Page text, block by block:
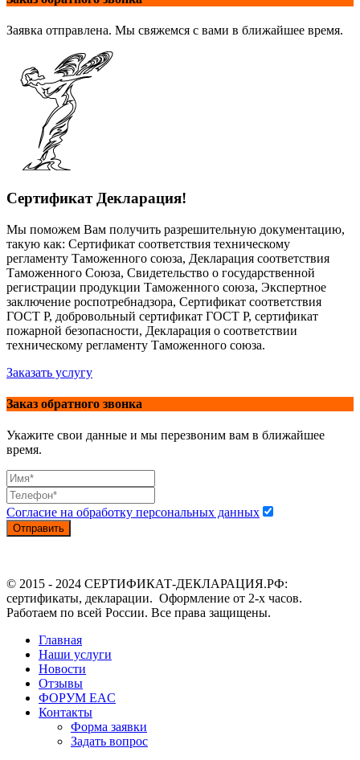
Заявка отправлена. Мы свяжемся с вами в ближайшее время.
Сертификат Декларация!
Мы поможем Вам получить разрешительную документацию,
такую как: Сертификат соответствия техническому
регламенту Таможенного союза, Декларация соответствия
Таможенного Союза, Свидетельство о государственной
регистрации продукции Таможенного союза, Экспертное
заключение роспотребнадзора, Сертификат соответствия
ГОСТ Р, добровольный сертификат ГОСТ Р, сертификат
пожарной безопасности, Декларация о соответствии
техническому регламенту Таможенного союза.
Заказать услугу
Заказ обратного звонка
Укажите свои данные и мы перезвоним вам в ближайшее
время.
Согласие на обработку персональных данных
Отправить
© 2015 - 2024 СЕРТИФИКАТ-ДЕКЛАРАЦИЯ.РФ:
сертификаты, декларации. Оформление от 2-х часов.
Работаем по всей России. Все права защищены.
Главная
Наши услуги
Новости
Отзывы
ФОРУМ EAC
Контакты
Форма заявки
Задать вопрос